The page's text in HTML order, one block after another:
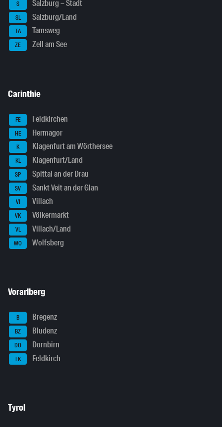
S Salzburg – Stadt
SL Salzburg/Land
TA Tamsweg
ZE Zell am See
Carinthie
FE Feldkirchen
HE Hermagor
K Klagenfurt am Wörthersee
KL Klagenfurt/Land
SP Spittal an der Drau
SV Sankt Veit an der Glan
VI Villach
VK Völkermarkt
VL Villach/Land
WO Wolfsberg
Vorarlberg
B Bregenz
BZ Bludenz
DO Dornbirn
FK Feldkirch
Tyrol